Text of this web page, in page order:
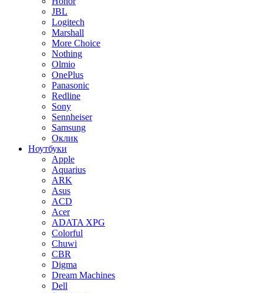
JBL
Logitech
Marshall
More Choice
Nothing
Olmio
OnePlus
Panasonic
Redline
Sony
Sennheiser
Samsung
Оклик
Ноутбуки
Apple
Aquarius
ARK
Asus
ACD
Acer
ADATA XPG
Colorful
Chuwi
CBR
Digma
Dream Machines
Dell